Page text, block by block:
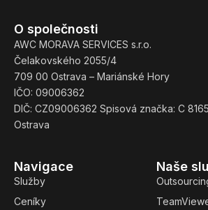
Naše
Navigace
Služby
Ceníky
O společnosti
AWC MORAVA SERVICES s.r.o.
Čelakovského 2055/4
709 00 Ostrava – Mariánské Hory
IČO: 09006362
DIČ: CZ09006362 Spisová značka: C
Ostrava